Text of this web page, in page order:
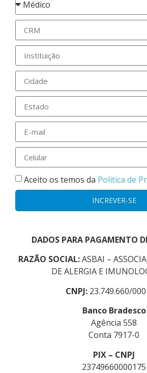
Aceito os temos da Politica de
INCREVER-SE
DADOS PARA PAGAMENTO
RAZÃO SOCIAL:ASBAI –
DE ALERGIA E
CNPJ:23.749.660/
Banco Bradesco
Agência 558
Conta 7917-0
PIX – CNPJ
23749660000175